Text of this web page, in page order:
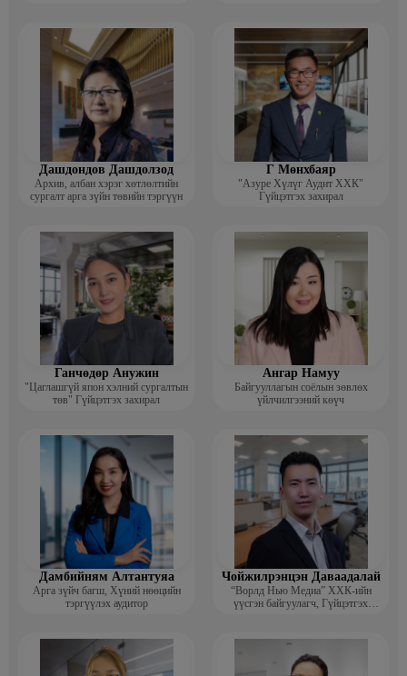
Дашдондов Дашдолзод
Архив, албан хэрэг хөтлөлтийн
сургалт арга зүйн төвийн тэргүүн
Г Мөнхбаяр
"Азуре Хүлүг Аудит ХХК"
Гүйцэтгэх захирал
Ганчөдөр Анужин
"Цаглашгүй япон хэлний сургалтын
төв" Гүйцэтгэх захирал
Ангар Намуу
Байгууллагын соёлын зөвлөх
үйлчилгээний көүч
Дамбийням Алтантуяа
Арга зүйч багш, Хүний нөөцийн
тэргүүлэх аудитор
Чойжилрэнцэн Даваадалай
“Ворлд Нью Медиа” ХХК-ийн
үүсгэн байгуулагч, Гүйцэтгэх